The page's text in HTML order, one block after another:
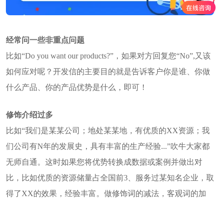
经常问一些非重点问题
比如“Do you want our products?”，如果对方回复您“No”,又该
如何应对呢？开发信的主要目的就是告诉客户你是谁、你做
什么产品、你的产品优势是什么，即可！
修饰介绍过多
比如“我们是某某公司；地处某某地，有优质的XX资源；我
们公司有N年的发展史，具有丰富的生产经验...”吹牛大家都
无师自通。这时如果您将优势转换成数据或案例并做出对
比，比如优质的资源储量占全国前3、服务过某知名企业，取
得了XX的效果，经验丰富。做修饰词的减法，客观词的加